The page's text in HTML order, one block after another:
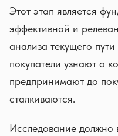
Этот этап является
эффективной и
анализа текущего
покупатели узнают о
предпринимают до
сталкиваются.
Исследование должно